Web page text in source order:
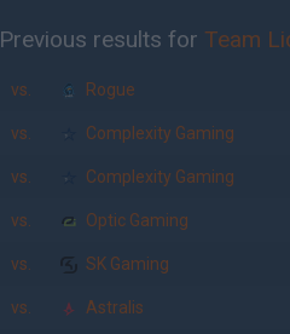
Previous results for Team
vs. Rogue
vs. Complexity Gaming
vs. Complexity Gaming
vs. Optic Gaming
vs. SK Gaming
vs. Astralis